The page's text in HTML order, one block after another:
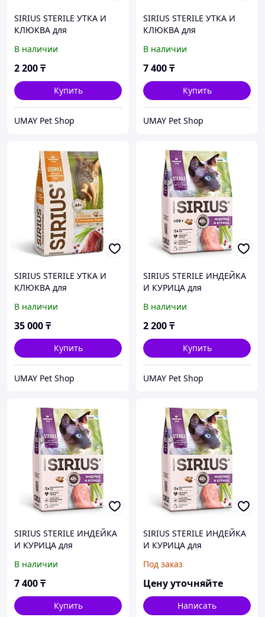
SIRIUS STERILE УТКА И
КЛЮКВА для
400 гр
В наличии
2 200₸
Купить
UMAY Pet Shop
SIRIUS STERILE УТКА И
КЛЮКВА для
1,5 кг
В наличии
7 400₸
Купить
UMAY Pet Shop
SIRIUS STERILE УТКА И
КЛЮКВА для
10 кг
В наличии
35 000₸
Купить
UMAY Pet Shop
SIRIUS STERILE ИНДЕЙКА
И КУРИЦА для
400 гр
В наличии
2 200₸
Купить
UMAY Pet Shop
SIRIUS STERILE ИНДЕЙКА
И КУРИЦА для
1,5 кг
В наличии
7 400₸
Купить
SIRIUS STERILE ИНДЕЙКА
И КУРИЦА для
10 кг
Под заказ
Цену уточняйте
Написать